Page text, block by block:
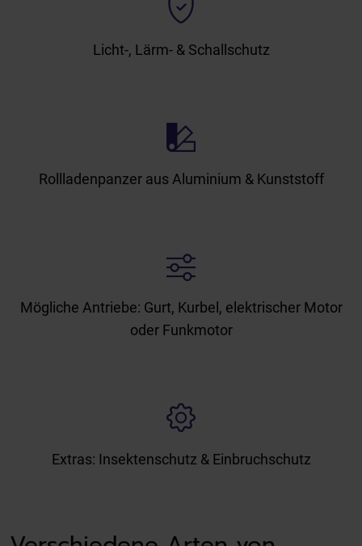
Licht-, Lärm- & Schallschutz
Rollladenpanzer aus Aluminium & Kunststoff
Mögliche Antriebe: Gurt, Kurbel, elektrischer Motor
oder Funkmotor
Extras: Insektenschutz & Einbruchschutz